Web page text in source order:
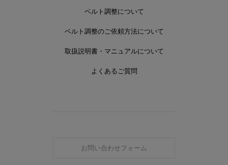
ベルト調整について
ベルト調整のご依頼方法について
取扱説明書・マニュアルについて
よくあるご質問
お問い合わせフォーム